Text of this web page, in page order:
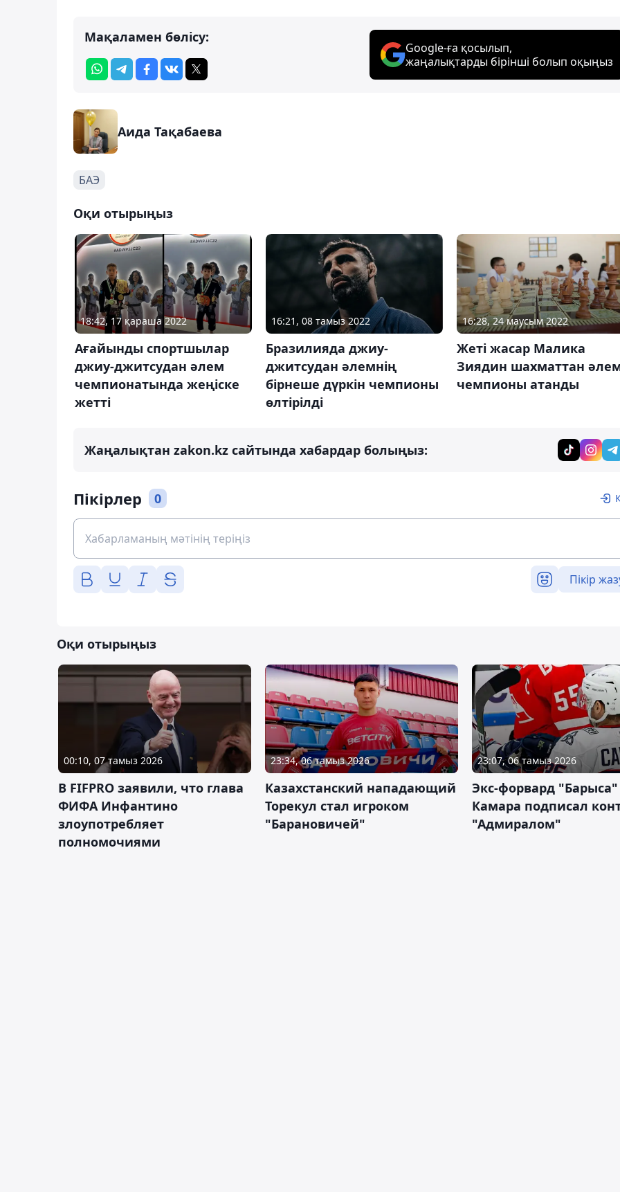
Мақаламен бөлісу:
Google-ға қосылып,
жаңалықтарды бірінші болып оқыңыз
Аида Тақабаева
БАЭ
Оқи отырыңыз
18:42, 17 қараша 2022
Ағайынды спортшылар
джиу-джитсудан әлем
чемпионатында жеңіске
жетті
16:21, 08 тамыз 2022
Бразилияда джиу-
джитсудан әлемнің
бірнеше дүркін чемпионы
өлтірілді
16:28, 24 маусым 2022
Жеті жасар Малика
Зиядин шахматтан
чемпионы атанды
Жаңалықтан zakon.kz сайтында хабардар болыңыз:
Пікірлер 0
Пікір
Оқи отырыңыз
00:10, 07 тамыз 2026
В FIFPRO заявили, что глава
ФИФА Инфантино
злоупотребляет
полномочиями
23:34, 06 тамыз 2026
Казахстанский нападающий
Торекул стал игроком
"Барановичей"
23:07, 06 тамыз 2026
Экс-форвард "Барыса"
Камара подписал
"Адмиралом"